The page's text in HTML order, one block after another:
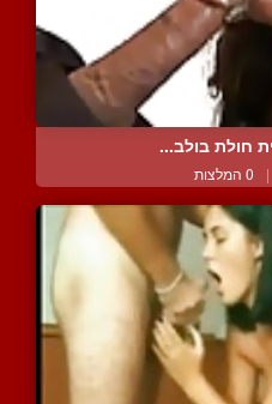
חולת בולב...
| 0 המלצות